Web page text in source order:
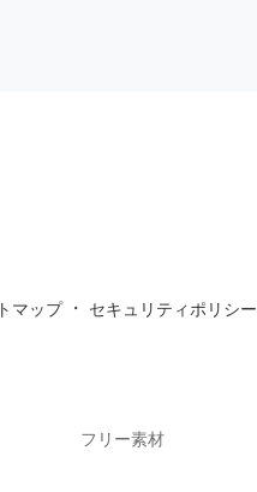
マップ・ セキュリティポリシー
フリー素材